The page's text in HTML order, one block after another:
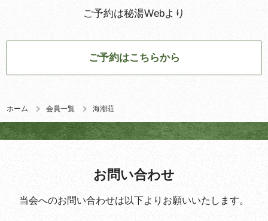
ホーム 会員一覧 海潮荘
ご予約は秘湯Webより
ご予約はこちらから
お問い合わせ
当会へのお問い合わせは以下よりお願いいたします。